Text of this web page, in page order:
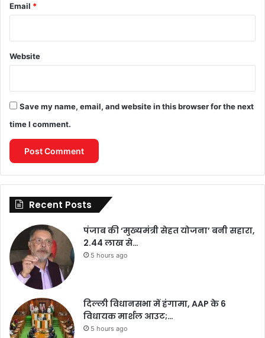
Email *
Website
Save my name, email, and website in this browser for the next
time I comment.
Recent Posts
पंजाब की ‘मुख्यमंत्री सेहत योजना’ बनी सहारा,
2.44 लाख से…
5 hours ago
दिल्ली विधानसभा में हंगामा, AAP के 6
विधायक मार्शल आउट;…
5 hours ago